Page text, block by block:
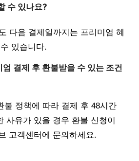
수 있나요?
다음 결제일까지는 프리미엄 혜
있습니다.
결제 후 환불받을 수 있는 조건
불 정책에 따라 결제 후 48시간
사유가 있을 경우 환불 신청이
고객센터에 문의하세요.